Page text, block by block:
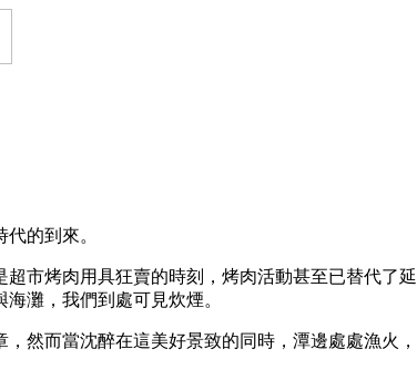
的到來。
市烤肉用具狂賣的時刻，烤肉活動甚至已替代了延
灘，我們到處可見炊煙。
而當沈醉在這美好景致的同時，潭邊處處漁火，